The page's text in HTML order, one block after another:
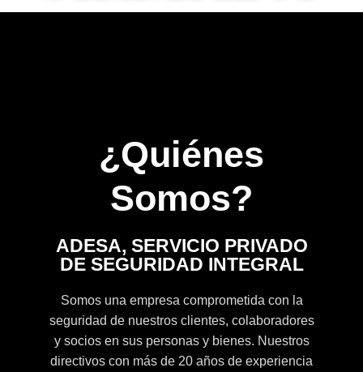
¿Quiénes
Somos?
ADESA, SERVICIO PRIVADO
DE SEGURIDAD INTEGRAL
Somos una empresa comprometida con la
seguridad de nuestros clientes, colaboradores
y socios en sus personas y bienes. Nuestros
directivos con más de 20 años de experiencia